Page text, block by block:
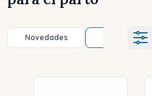
Novedades Título (a-z)